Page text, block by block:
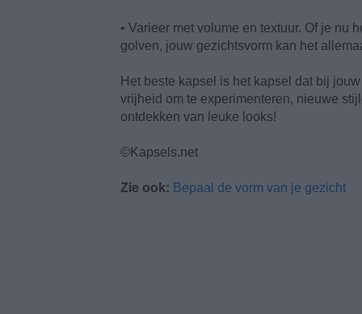
• Varieer met volume en textuur. Of je nu
golven, jouw gezichtsvorm kan het
Het beste kapsel is het kapsel dat bij
vrijheid om te experimenteren, nieuwe
ontdekken van leuke looks!
©Kapsels.net
Zie ook: Bepaal de vorm van je gezicht